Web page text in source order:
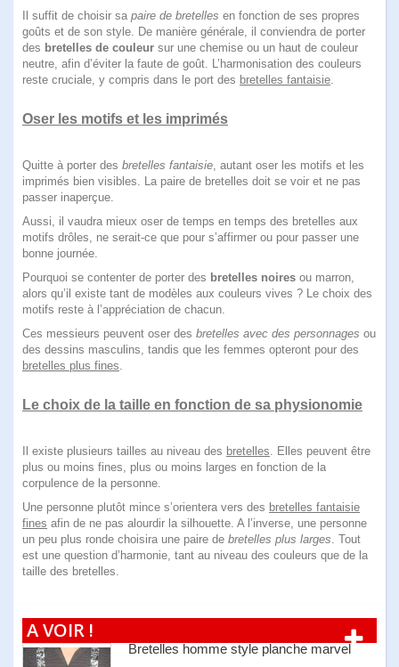
Il suffit de choisir sa paire de bretelles en fonction de ses propres
goûts et de son style. De manière générale, il conviendra de porter
des bretelles de couleur sur une chemise ou un haut de couleur
neutre, afin d’éviter la faute de goût. L’harmonisation des couleurs
reste cruciale, y compris dans le port des bretelles fantaisie.
Oser les motifs et les imprimés
Quitte à porter des bretelles fantaisie, autant oser les motifs et les
imprimés bien visibles. La paire de bretelles doit se voir et ne pas
passer inaperçue.
Aussi, il vaudra mieux oser de temps en temps des bretelles aux
motifs drôles, ne serait-ce que pour s’affirmer ou pour passer une
bonne journée.
Pourquoi se contenter de porter des bretelles noires ou marron,
alors qu’il existe tant de modèles aux couleurs vives ? Le choix des
motifs reste à l’appréciation de chacun.
Ces messieurs peuvent oser des bretelles avec des personnages ou
des dessins masculins, tandis que les femmes opteront pour des
bretelles plus fines.
Le choix de la taille en fonction de sa physionomie
Il existe plusieurs tailles au niveau des bretelles. Elles peuvent être
plus ou moins fines, plus ou moins larges en fonction de la
corpulence de la personne.
Une personne plutôt mince s’orientera vers des bretelles fantaisie
fines afin de ne pas alourdir la silhouette. A l’inverse, une personne
un peu plus ronde choisira une paire de bretelles plus larges. Tout
est une question d’harmonie, tant au niveau des couleurs que de la
taille des bretelles.
A VOIR !
Bretelles homme style planche marvel